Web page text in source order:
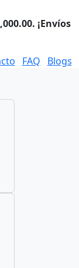
Lunes, 10 de
¡Envíos
FAQ Blogs